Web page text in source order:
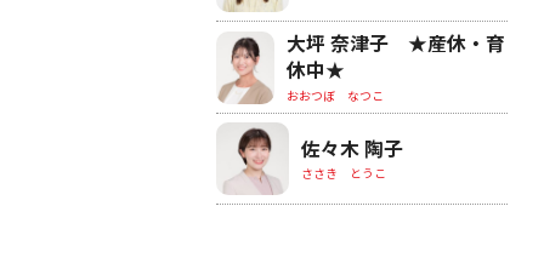
大坪 奈津子 ★産休・育
休中★
おおつぼ なつこ
佐々木 陶子
ささき とうこ